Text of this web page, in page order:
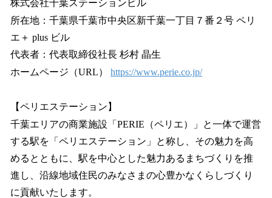
株式会社千葉ステーションビル
所在地：千葉県千葉市中央区新千葉一丁目７番２号 ペリ
エ＋ plus ビル
代表者：代表取締役社長 杉村 晶生
ホームページ（URL） https://www.perie.co.jp/
【ペリエステーション】
千葉エリアの商業施設「PERIE（ペリエ）」と一体で運営
する駅を「ペリエステーション」と称し、その魅力を高
めるとともに、駅を中心とした魅力あるまちづくりを推
進し、沿線地域住民のみなさまの心豊かなくらしづくり
に貢献いたします。